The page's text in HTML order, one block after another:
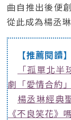
曲自推出後便
從此成為楊丞
【推薦閱讀】
「孤單北
劇「愛情合約」
楊丞琳經典
《不良笑花》